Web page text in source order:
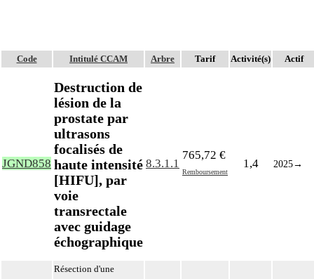
Code Intitulé CCAM Arbre Tarif Activité(s) Actif
JGND858
Destruction de
lésion de la
prostate par
ultrasons
focalisés de
haute intensité
[HIFU], par
voie
transrectale
avec guidage
échographique
8.3.1.1
765,72 €
Remboursement
1,4 2025→
Résection d'une